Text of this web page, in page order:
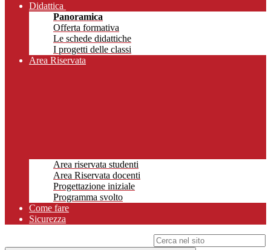
Didattica
Panoramica
Offerta formativa
Le schede didattiche
I progetti delle classi
Area Riservata
Area riservata studenti
Area Riservata docenti
Progettazione iniziale
Programma svolto
Come fare
Sicurezza